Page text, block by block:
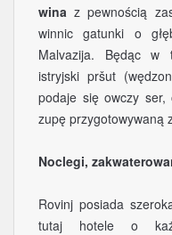
wina z pewnością
winnic gatunki o
Malvazija. Będąc w
istryjski pršut
podaje się owczy
zupę przygotowywaną
Noclegi,
Rovinj posiada
tutaj hotele o